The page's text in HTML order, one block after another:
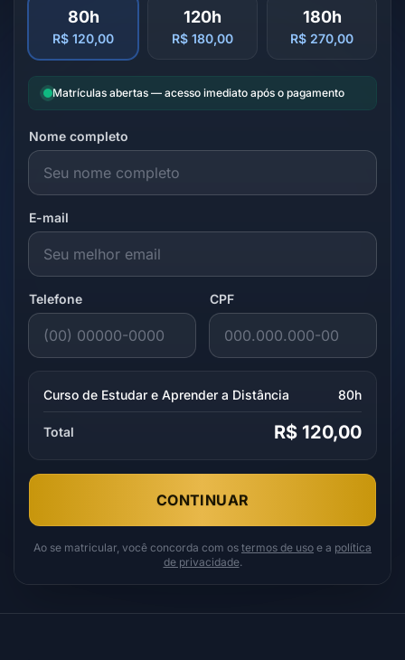
80h
R$ 120,00
120h
R$ 180,00
180h
R$ 270,00
Matrículas abertas — acesso imediato após o pagamento
Nome completo
E-mail
Telefone CPF
Curso de Estudar e Aprender a Distância 80h
Total R$ 120,00
CONTINUAR
Ao se matricular, você concorda com os termos de uso e a política
de privacidade.